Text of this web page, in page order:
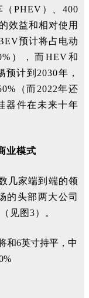
（PHEV）、400
效益和相对使用
预计将占电动
），而HEV和
计到2030年，
（而2022年还
器件在未来十年
业模式
几家端到端的领
的头部两大公司
见图3）。